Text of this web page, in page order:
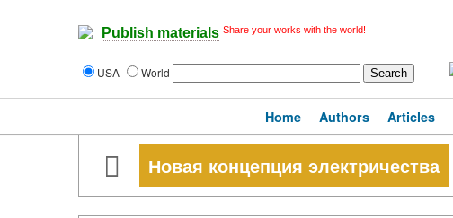
Publish materials Share your works with the world!
USA World
Home Authors Articles
Новая концепция электричества